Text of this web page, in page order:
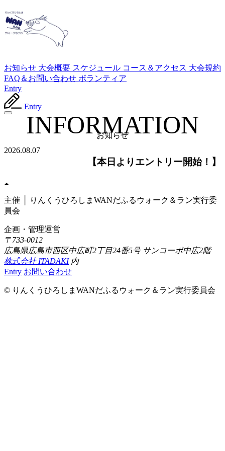
お知らせ 大会概要 スケジュール コース＆アクセス 大会規約
FAQ＆お問い合わせ ボランティア
Entry
Entry
お知らせ
INFORMATION
【本日よりエントリー開始！】
2026.08.07
主催 │ りんくうひろしまWANだふるウォーク＆ラン実行委
員会
企画・管理運営
〒733-0012
広島県広島市西区中広町2丁目24番5号 サンコーポ中広2階
株式会社 ITADAKI内
Entry お問い合わせ
© りんくうひろしまWANだふるウォーク＆ラン実行委員会